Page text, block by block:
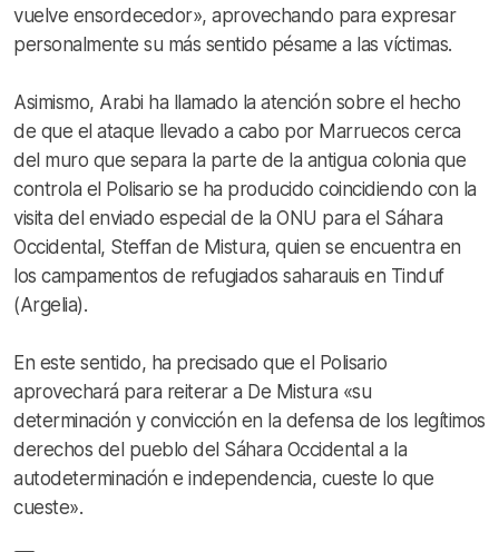
vuelve ensordecedor», aprovechando para expresar
personalmente su más sentido pésame a las víctimas.
Asimismo, Arabi ha llamado la atención sobre el hecho
de que el ataque llevado a cabo por Marruecos cerca
del muro que separa la parte de la antigua colonia que
controla el Polisario se ha producido coincidiendo con la
visita del enviado especial de la ONU para el Sáhara
Occidental, Steffan de Mistura, quien se encuentra en
los campamentos de refugiados saharauis en Tinduf
(Argelia).
En este sentido, ha precisado que el Polisario
aprovechará para reiterar a De Mistura «su
determinación y convicción en la defensa de los legítimos
derechos del pueblo del Sáhara Occidental a la
autodeterminación e independencia, cueste lo que
cueste».